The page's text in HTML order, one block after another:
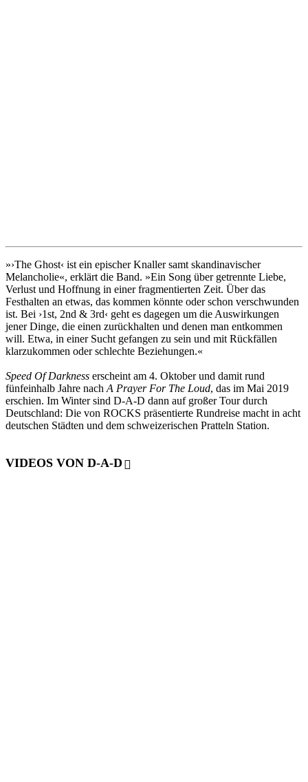
»›The Ghost‹ ist ein epischer Knaller samt skandinavischer
Melancholie«, erklärt die Band. »Ein Song über getrennte Liebe,
Verlust und Hoffnung in einer fragmentierten Zeit. Über das
Festhalten an etwas, das kommen könnte oder schon verschwunden
ist. Bei ›1st, 2nd & 3rd‹ geht es dagegen um die Auswirkungen
jener Dinge, die einen zurückhalten und denen man entkommen
will. Etwa, in einer Sucht gefangen zu sein und mit Rückfällen
klarzukommen oder schlechte Beziehungen.«
Speed Of Darkness erscheint am 4. Oktober und damit rund
fünfeinhalb Jahre nach A Prayer For The Loud, das im Mai 2019
erschien. Im Winter sind D-A-D dann auf großer Tour durch
Deutschland: Die von ROCKS präsentierte Rundreise macht in acht
deutschen Städten und dem schweizerischen Pratteln Station.
VIDEOS VON D-A-D